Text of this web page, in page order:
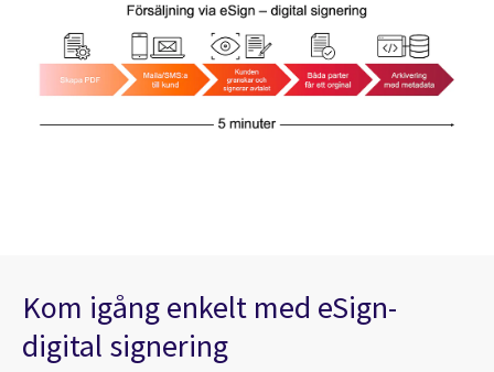
Kom igång enkelt med eSign-
digital signering